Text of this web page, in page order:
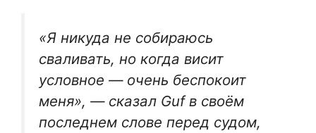
«Я никуда не собираюсь
сваливать, но когда висит
условное — очень беспокоит
меня», — сказал Guf в своём
последнем слове перед судом,